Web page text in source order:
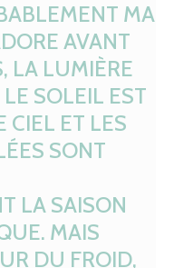
MA
AVANT
LA LUMIÈRE
SOLEIL EST
CIEL ET LES
SONT
LA SAISON
MAIS
DU FROID,